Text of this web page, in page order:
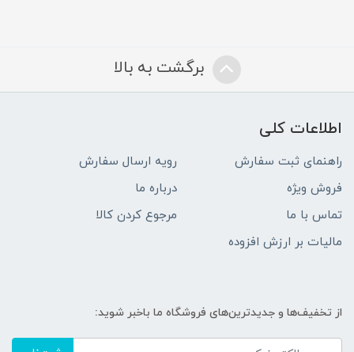
برگشت به بالا
اطلاعات کلی
راهنمای ثبت سفارش
رویه ارسال سفارش
فروش ویژه
درباره ما
تماس با ما
مرجوع کردن کالا
مالیات بر ارزش افزوده
از تخفیف‌ها و جدیدترین‌های فروشگاه ما باخبر شوید: